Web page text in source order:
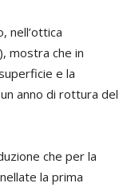
nell’ottica
mostra che in
e la
anno di rottura del
che per la
la prima